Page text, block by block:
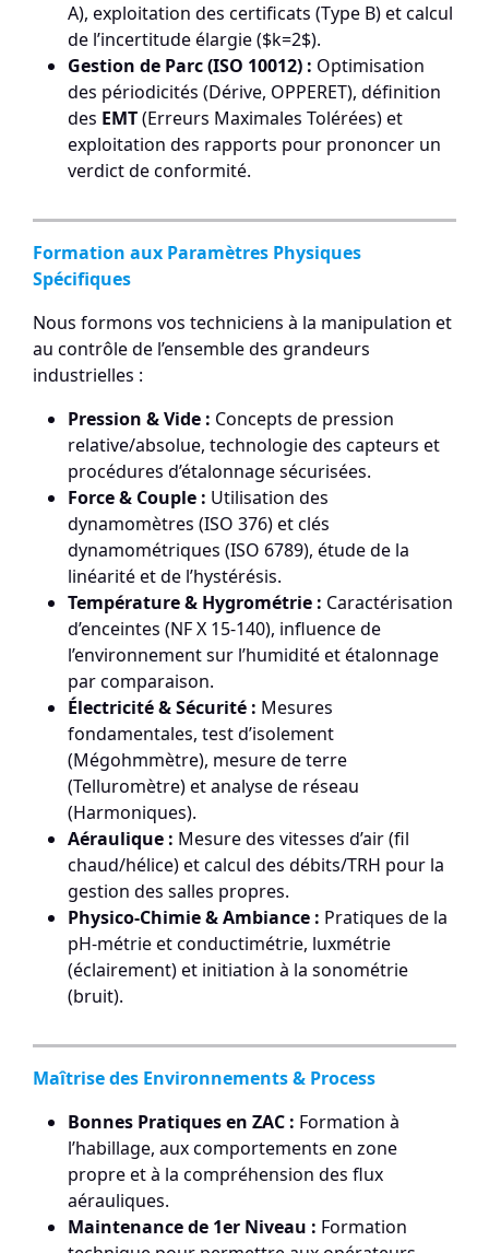
A), exploitation des certificats (Type B) et calcul
de l’incertitude élargie ($k=2$).
Gestion de Parc (ISO 10012) : Optimisation
des périodicités (Dérive, OPPERET), définition
des EMT(Erreurs Maximales Tolérées) et
exploitation des rapports pour prononcer un
verdict de conformité.
Formation aux Paramètres Physiques
Spécifiques
Nous formons vos techniciens à la manipulation et
au contrôle de l’ensemble des grandeurs
industrielles :
Pression & Vide : Concepts de pression
relative/absolue, technologie des capteurs et
procédures d’étalonnage sécurisées.
Force & Couple : Utilisation des
dynamomètres (ISO 376) et clés
dynamométriques (ISO 6789), étude de la
linéarité et de l’hystérésis.
Température & Hygrométrie : Caractérisation
d’enceintes (NF X 15-140), influence de
l’environnement sur l’humidité et étalonnage
par comparaison.
Électricité & Sécurité : Mesures
fondamentales, test d’isolement
(Mégohmmètre), mesure de terre
(Telluromètre) et analyse de réseau
(Harmoniques).
Aéraulique : Mesure des vitesses d’air (fil
chaud/hélice) et calcul des débits/TRH pour la
gestion des salles propres.
Physico-Chimie & Ambiance : Pratiques de la
pH-métrie et conductimétrie, luxmétrie
(éclairement) et initiation à la sonométrie
(bruit).
Maîtrise des Environnements & Process
Bonnes Pratiques en ZAC : Formation à
l’habillage, aux comportements en zone
propre et à la compréhension des flux
aérauliques.
Maintenance de 1er Niveau : Formation